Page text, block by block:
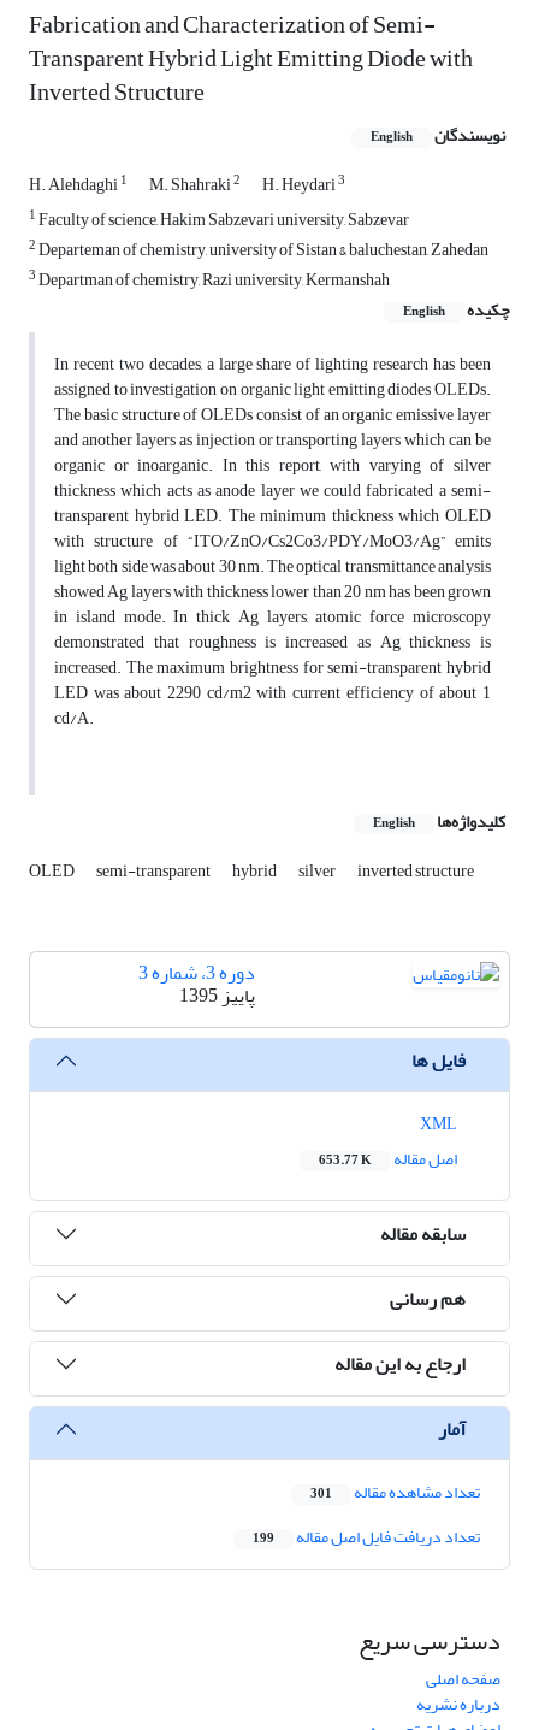
Fabrication and Characterization of Semi-
Transparent Hybrid Light Emitting Diode with
Inverted Structure
نویسندگان English
H. Alehdaghi1 M. Shahraki2 H. Heydari3
1Faculty of science, Hakim Sabzevari university, Sabzevar
2Departeman of chemistry, university of Sistan & baluchestan, Zahedan
3Departman of chemistry, Razi university, Kermanshah
چکیده
English
In recent two decades, a large share of lighting research has been
assigned to investigation on organic light emitting diodes OLEDs.
The basic structure of OLEDs consist of an organic emissive layer
and another layers as injection or transporting layers which can be
organic or inoarganic. In this report, with varying of silver
thickness which acts as anode layer we could fabricated a semi-
transparent hybrid LED. The minimum thickness which OLED
with structure of “ITO/ZnO/Cs2Co3/PDY/MoO3/Ag” emits
light both side was about 30 nm. The optical transmittance analysis
showed Ag layers with thickness lower than 20 nm has been grown
in island mode. In thick Ag layers, atomic force microscopy
demonstrated that roughness is increased as Ag thickness is
increased. The maximum brightness for semi-transparent hybrid
LED was about 2290 cd/m2 with current efficiency of about 1
cd/A.
کلیدواژه‌ها English
OLED semi-transparent hybrid silver inverted structure
دوره 3، شماره 3
پاییز 1395
فایل ها
اصل مقاله
653.77 K
سابقه مقاله
هم رسانی
ارجاع به این مقاله
آمار
تعداد مشاهده مقاله 301
تعداد دریافت فایل اصل مقاله 199
دسترسی سریع
صفحه اصلی
درباره نشریه